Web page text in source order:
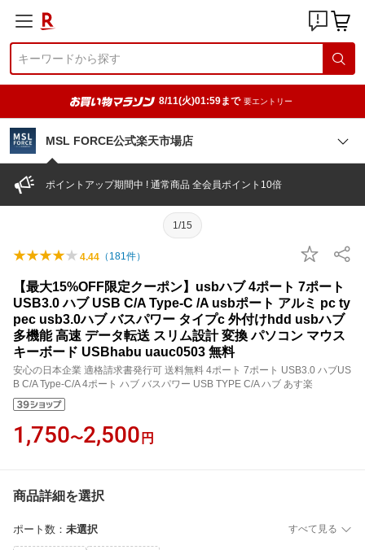
8/11(火)01:59まで 要エントリー
MSL FORCE公式楽天市場店
ポイントアップ期間中 ! 通常商品 全会員ポイント10倍
1/15
4.44 （ 181件）
【最大15%OFF限定クーポン】usbハブ 4ポート 7ポート
USB3.0 ハブ USB C/A Type-C /A usbポート アルミ pc ty
pec usb3.0ハブ バスパワー タイプc 外付けhdd usbハブ
多機能 高速 データ転送 スリム設計 変換 パソコン マウス
キーボード USBhabu uauc0503 無料
安心の日本企業 適格請求書発行可 送料無料 4ポート 7ポート USB3.0 ハブUS
B C/A Type-C/A 4ポート ハブ バスパワー USB TYPE C/A ハブ あす楽
1,750〜2,500 円
商品詳細を選択
ポート数 ： 未選択 すべて見る